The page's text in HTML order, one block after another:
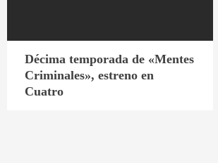
Décima temporada de «Mentes
Criminales», estreno en
Cuatro